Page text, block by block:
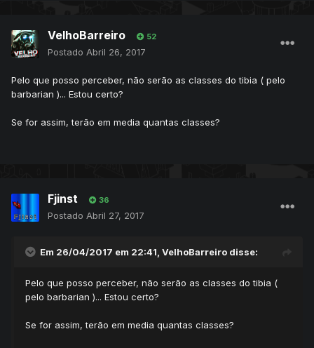
VelhoBarreiro 52
Postado Abril 26, 2017
Pelo que posso perceber, não serão as classes do tibia ( pelo
barbarian )... Estou certo?
Se for assim, terão em media quantas classes?
Fjinst 36
Postado Abril 27, 2017
Em 26/04/2017 em 22:41, VelhoBarreiro disse:
Pelo que posso perceber, não serão as classes do tibia (
pelo barbarian )... Estou certo?
Se for assim, terão em media quantas classes?